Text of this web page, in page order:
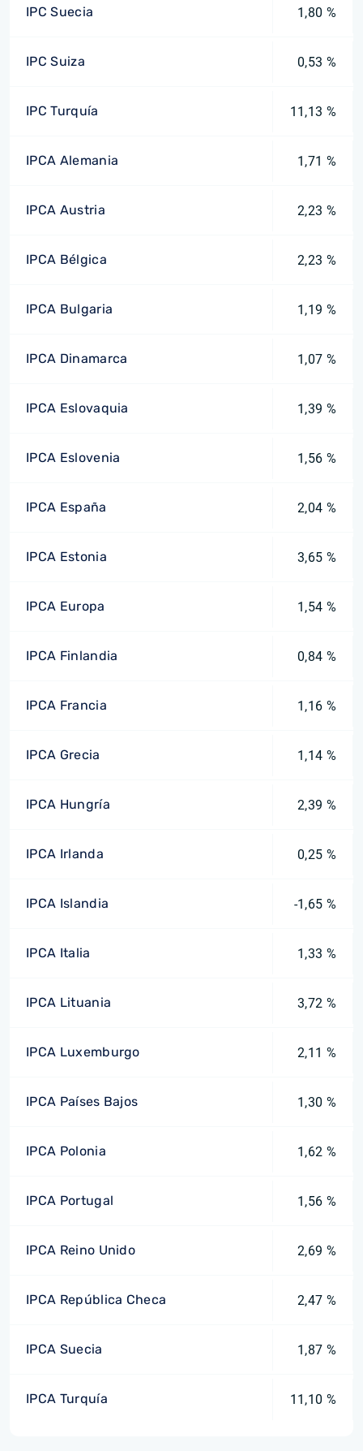
IPC Suecia 1,80 %
IPC Suiza 0,53 %
IPC Turquía 11,13 %
IPCA Alemania 1,71 %
IPCA Austria 2,23 %
IPCA Bélgica 2,23 %
IPCA Bulgaria 1,19 %
IPCA Dinamarca 1,07 %
IPCA Eslovaquia 1,39 %
IPCA Eslovenia 1,56 %
IPCA España 2,04 %
IPCA Estonia 3,65 %
IPCA Europa 1,54 %
IPCA Finlandia 0,84 %
IPCA Francia 1,16 %
IPCA Grecia 1,14 %
IPCA Hungría 2,39 %
IPCA Irlanda 0,25 %
IPCA Islandia -1,65 %
IPCA Italia 1,33 %
IPCA Lituania 3,72 %
IPCA Luxemburgo 2,11 %
IPCA Países Bajos 1,30 %
IPCA Polonia 1,62 %
IPCA Portugal 1,56 %
IPCA Reino Unido 2,69 %
IPCA República Checa 2,47 %
IPCA Suecia 1,87 %
IPCA Turquía 11,10 %